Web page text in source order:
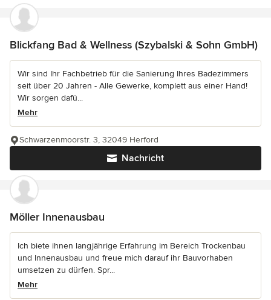
Blickfang Bad & Wellness (Szybalski & Sohn GmbH)
Wir sind Ihr Fachbetrieb für die Sanierung Ihres Badezimmers
seit über 20 Jahren - Alle Gewerke, komplett aus einer Hand!
Wir sorgen dafü...
Mehr
Nachricht
Schwarzenmoorstr. 3, 32049 Herford
Möller Innenausbau
Ich biete ihnen langjährige Erfahrung im Bereich Trockenbau
und Innenausbau und freue mich darauf ihr Bauvorhaben
umsetzen zu dürfen. Spr...
Mehr